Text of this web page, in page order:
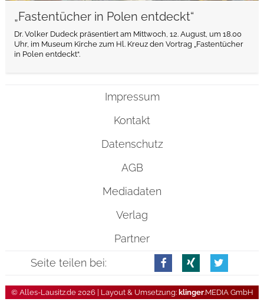
„Fastentücher in Polen entdeckt“
Dr. Volker Dudeck präsentiert am Mittwoch, 12. August, um 18.00
Uhr, im Museum Kirche zum Hl. Kreuz den Vortrag „Fastentücher
in Polen entdeckt“.
Impressum
Kontakt
Datenschutz
AGB
Mediadaten
Verlag
Partner
Seite teilen bei:
© Alles-Lausitz.de 2026 | Layout & Umsetzung: klinger.MEDIA GmbH